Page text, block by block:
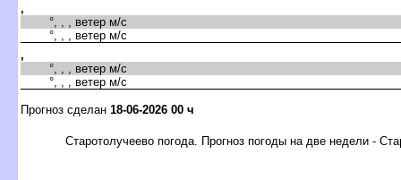
,
°, , , ветер м/с
°, , , ветер м/с
,
°, , , ветер м/с
°, , , ветер м/с
Прогноз сделан 18-06-2026 00 ч
Старотолучеево погода. Прогноз погоды на две недели -